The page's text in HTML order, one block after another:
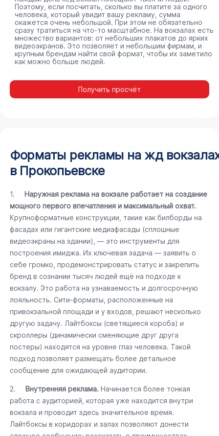
Поэтому, если посчитать, сколько вы платите за одного
человека, который увидит вашу рекламу, сумма
окажется очень небольшой. При этом не обязательно
сразу тратиться на что-то масштабное. На вокзалах есть
множество вариантов: от небольших плакатов до ярких
видеоэкранов. Это позволяет и небольшим фирмам, и
крупным брендам найти свой формат, чтобы их заметило
как можно больше людей.
Получить просчёт
Форматы рекламы на жд
в Прокопьевске
1. Наружная реклама на вокзале работает на создание
мощного первого впечатления и максимальный охват.
Крупноформатные конструкции, такие как билборды на
фасадах или гигантские медиафасады (сплошные
видеоэкраны на здании), — это инструменты для
построения имиджа. Их ключевая задача — заявить о
себе громко, продемонстрировать статус и закрепить
бренд в сознании тысяч людей ещё на подходе к
вокзалу. Это работа на узнаваемость и долгосрочную
лояльность. Сити-форматы, расположенные на
привокзальной площади и у входов, решают несколько
другую задачу. Лайтбоксы (светящиеся короба) и
скроллеры (динамически сменяющие друг друга
постеры) находятся на уровне глаз человека. Такой
подход позволяет размещать более детальное
сообщение для ожидающей аудитории.
2. Внутренняя реклама. Начинается более тонкая
работа с аудиторией, которая уже находится внутри
вокзала и проводит здесь значительное время.
Лайтбоксы в коридорах и залах позволяют донести